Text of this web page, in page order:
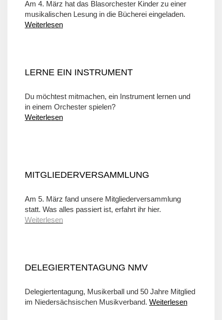
Am 4. März hat das Blasorchester Kinder zu einer
musikalischen Lesung in die Bücherei eingeladen.
Weiterlesen
LERNE EIN INSTRUMENT
Du möchtest mitmachen, ein Instrument lernen und
in einem Orchester spielen?
Weiterlesen
MITGLIEDERVERSAMMLUNG
Am 5. März fand unsere Mitgliederversammlung
statt. Was alles passiert ist, erfahrt ihr hier.
Weiterlesen
DELEGIERTENTAGUNG NMV
Delegiertentagung, Musikerball und 50 Jahre Mitglied
im Niedersächsischen Musikverband. Weiterlesen